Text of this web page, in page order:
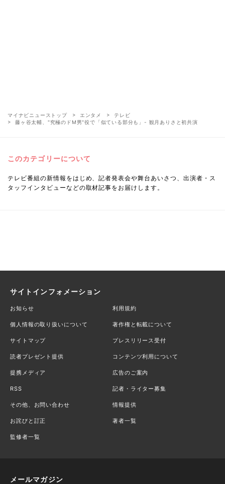
マイナビニューストップ エンタメ
テレビ
藤ヶ谷太輔、"究極のドM男"役で「似ている部分も」- 観月ありさと初共演
このカテゴリーについて
テレビ番組の新情報をはじめ、記者発表会や舞台あいさつ、出演者・ス
タッフインタビューなどの取材記事をお届けします。
サイトインフォメーション
お知らせ 利用規約
個人情報の取り扱いについて 著作権と転載について
サイトマップ プレスリリース受付
読者プレゼント提供 コンテンツ利用について
提携メディア 広告のご案内
RSS 記者・ライター募集
その他、お問い合わせ 情報提供
お詫びと訂正 著者一覧
監修者一覧
メールマガジン